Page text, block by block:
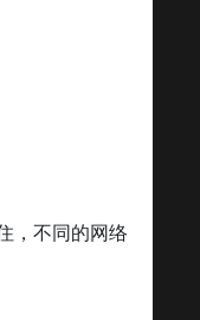
，不同的网络